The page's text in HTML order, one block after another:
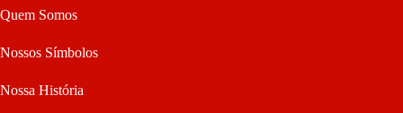
Quem Somos
Nossos Símbolos
Nossa História